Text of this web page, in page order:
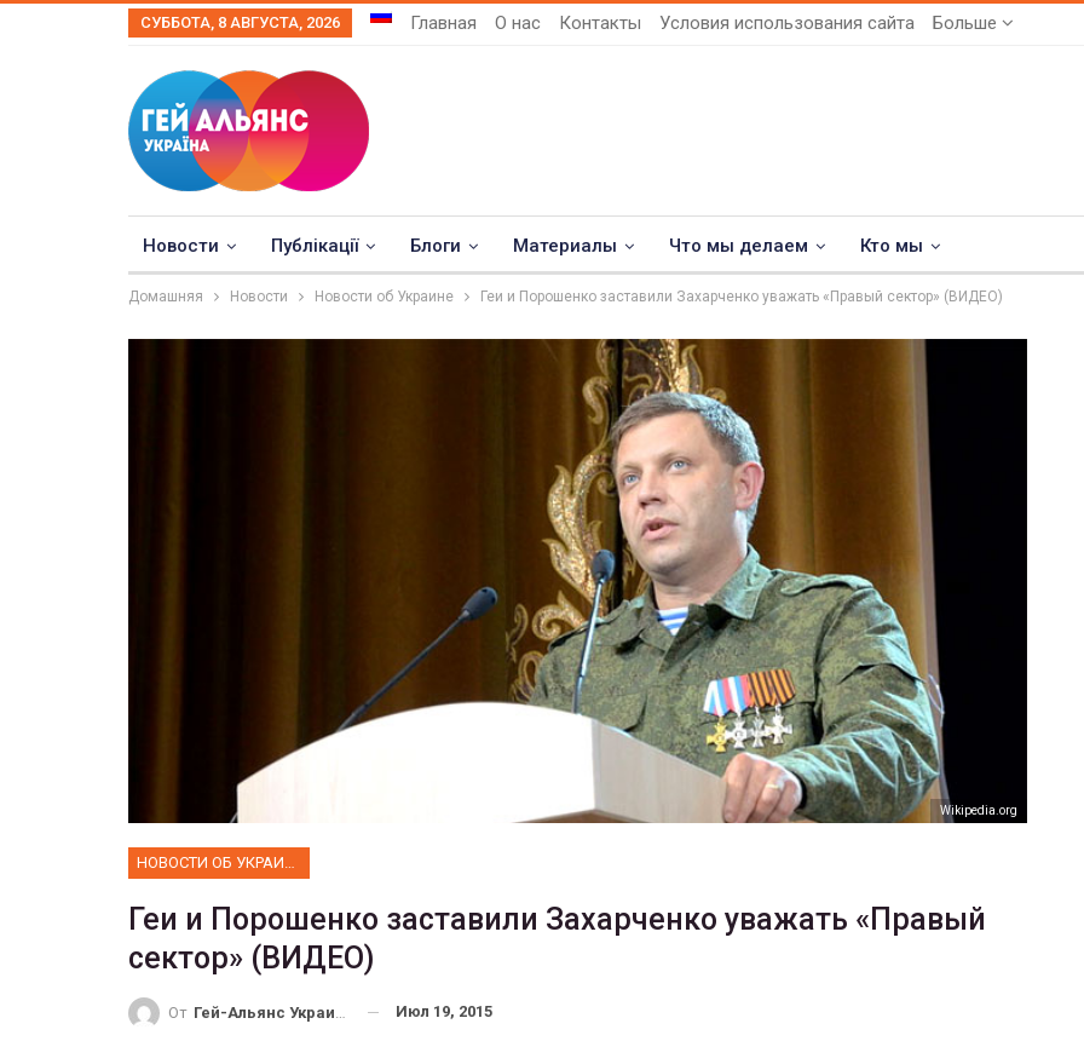
СУББОТА, 8 АВГУСТА, 2026 Главная О нас Контакты Условия использования сайта Больше
Новости Публікації Блоги Материалы Что мы делаем Кто мы
Домашняя Новости Новости об Украине Геи и Порошенко заставили Захарченко уважать «Правый сектор» (ВИДЕО)
Wikipedia.org
НОВОСТИ ОБ УКРАИНЕ
Геи и Порошенко заставили Захарченко уважать «Правый
сектор» (ВИДЕО)
От Гей-Альянс Украина Июл 19, 2015
ФОТО
Военнослужащие-трансгендеры
ФОТО
В Берлине отпраздновали
легализацию гей-браков
ГЕЙ-АЛЬЯНС УКРАИНА Июл 2, 2017